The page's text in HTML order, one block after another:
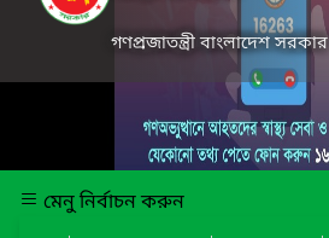
গণপ্রজাতন্ত্রী বাংলাদেশ সরকার
মেনু নির্বাচন করুন